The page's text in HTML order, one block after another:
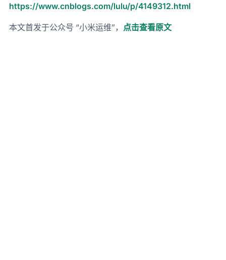
https://www.cnblogs.com/lulu/p/4149312.html
本文首发于公众号 “小米运维”， 点击查看原文